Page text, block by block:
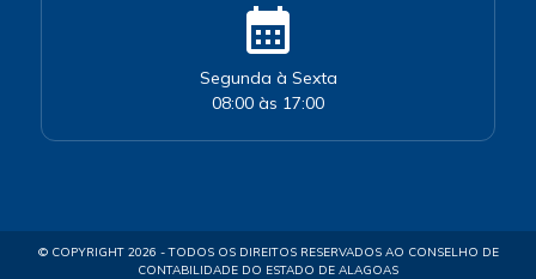
calendar_month
Segunda à Sexta
08:00 às 17:00
© COPYRIGHT 2026 - TODOS OS DIREITOS RESERVADOS AO CONSELHO DE
CONTABILIDADE DO ESTADO DE ALAGOAS